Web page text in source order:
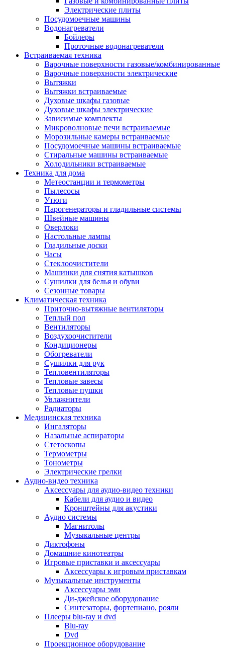
Стетоскопы
Термометры
Тонометры
Электрические грелки
Аудио-видео техника
Аксессуары для аудио-видео техники
Кабели для аудио и видео
Кронштейны для акустики
Магнитолы
Музыкальные центры
Диктофоны
Домашние кинотеатры
Игровые приставки и аксессуары
Аксессуары к игровым
Музыкальные инструменты
Аксессуары эми
Ди-джейское оборудование
Плееры blu-ray и dvd
Проекционное оборудование
Аксессуары для проекционного
Интерактивные доски
Кронштейны для проекторов
Проекторы
Экраны
Магнитно-маркерные доски
Радиобудильники
Радиоприемники
Саундбары
Системы и компоненты hi-fi
Компоненты hi-fi
Плееры и аксессуары
Плееры
Фото и видеокамеры
Фотоаппараты
Зеркальные фотоаппараты
Экшн-камеры
Аксессуары для фото- видео техники
Штативы
Чехлы и сумки
Другое
Фоторамки
Аксессуары
Для воздухоочистителей и
Для вытяжек
Для климатической техники
Для кофейного оборудования
Для крупной бытовой техники
Для кухонной техники
Для медицинского оборудования
Для микроволновок
Для пылесосов
Для техники по уходу за одеждой
Для техники по уходу за собой
Для фильтров воды
Дополнительные принадлежности
Телевизоры и аксессуары
Телевизоры
Электрические плиты
Посудомоечные машины
Водонагреватели
Бойлеры
Проточные водонагреватели
Встраиваемая техника
Варочные поверхности газовые/комбинированные
Варочные поверхности электрические
Вытяжки
Вытяжки встраиваемые
Духовые шкафы газовые
Духовые шкафы электрические
Зависимые комплекты
Микроволновые печи встраиваемые
Морозильные камеры встраиваемые
Посудомоечные машины встраиваемые
Стиральные машины встраиваемые
Холодильники встраиваемые
Техника для дома
Метеостанции и термометры
Пылесосы
Утюги
Парогенераторы и гладильные системы
Швейные машины
Оверлоки
Настольные лампы
Гладильные доски
Часы
Стеклоочистители
Машинки для снятия катышков
Сушилки для белья и обуви
Сезонные товары
Климатическая техника
Приточно-вытяжные вентиляторы
Теплый пол
Вентиляторы
Воздухоочистители
Кондиционеры
Обогреватели
Сушилки для рук
Тепловентиляторы
Тепловые завесы
Тепловые пушки
Увлажнители
Радиаторы
Медицинская техника
Ингаляторы
Назальные аспираторы
Стетоскопы
Термометры
Тонометры
Электрические грелки
Аудио-видео техника
Аксессуары для аудио-видео техники
Кабели для аудио и видео
Кронштейны для акустики
Аудио системы
Магнитолы
Музыкальные центры
Диктофоны
Домашние кинотеатры
Игровые приставки и аксессуары
Аксессуары к игровым приставкам
Музыкальные инструменты
Аксессуары эми
Ди-джейское оборудование
Синтезаторы, фортепиано, рояли
Плееры blu-ray и dvd
Blu-ray
Dvd
Проекционное оборудование